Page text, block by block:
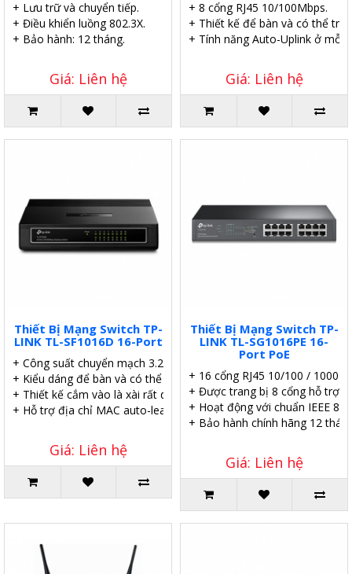
+ Lưu trữ và chuyển tiếp.
+ Điều khiển luồng 802.3X.
+ Bảo hành: 12 tháng.
Giá: Liên hệ
+ 8 cổng RJ45 10/100Mbps.
+ Thiết kế để bàn và có thể
+ Tính năng Auto-Uplink ở mỗi
Giá: Liên hệ
Thiết Bị Mạng Switch TP-
LINK TL-SF1016D 16-Port
+ Công suất chuyển mạch 3.2Gbps.
+ Kiểu dáng để bàn và có thể treo lên tường.
+ Thiết kế cắm vào là xài rất dễ dàng cài đặt.
+ Hỗ trợ địa chỉ MAC auto-learning và auto-aging.
Giá: Liên hệ
Thiết Bị Mạng Switch TP-
LINK TL-SG1016PE 16-
Port PoE
+ 16 cổng RJ45 10/100 /
+ Được trang bị 8 cổng hỗ trợ
+ Hoạt động với chuẩn IEEE
+ Bảo hành chính hãng 12
Giá: Liên hệ